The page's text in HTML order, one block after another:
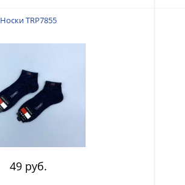
Носки TRP7855
49 руб.